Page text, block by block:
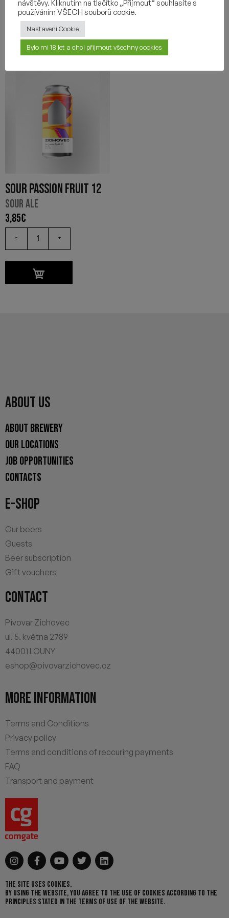
SOUR PASSION FRUIT 12
SOUR ALE
3,85€
- +
ABOUT US
ABOUT BREWERY
OUR LOCATIONS
JOB OPPORTUNITIES
CONTACTS
E-SHOP
Our beers
Guests
Beer subscription
Gift vouchers
CONTACT
Pivovar Zichovec
ul. 5. května 2789
44001 LOUNY
eshop@pivovarzichovec.cz
MORE INFORMATION
Terms and Conditions
Privacy policy
Terms and conditions of reccuring payments
FAQ
Transport and payment
THE SITE USES COOKIES.
BY USING THE WEBSITE, YOU AGREE TO THE USE OF COOKIES ACCORDING TO THE
PRINCIPLES STATED IN THE TERMS OF USE OF THE WEBSITE.
návštěvy. Kliknutím na tlačítko „Přijmout“ souhlasíte s
používáním VŠECH souborů cookie.
Nastavení Cookie
Bylo mi 18 let a chci přijmout všechny cookies